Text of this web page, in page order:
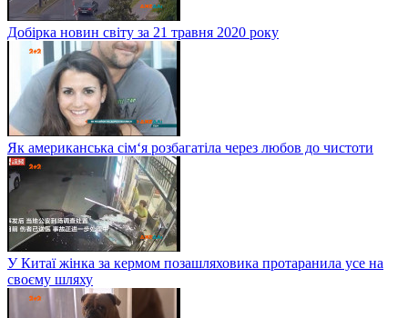
Добірка новин світу за 21 травня 2020 року
Як американська сім‘я розбагатіла через любов до чистоти
У Китаї жінка за кермом позашляховика протаранила усе на
своєму шляху